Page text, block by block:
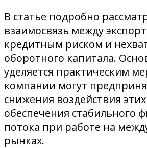
В статье подробно
взаимосвязь между
кредитным риском и
оборотного капитала.
уделяется практическим
компании могут
снижения воздействия
обеспечения стабильного
потока при работе на
рынках.